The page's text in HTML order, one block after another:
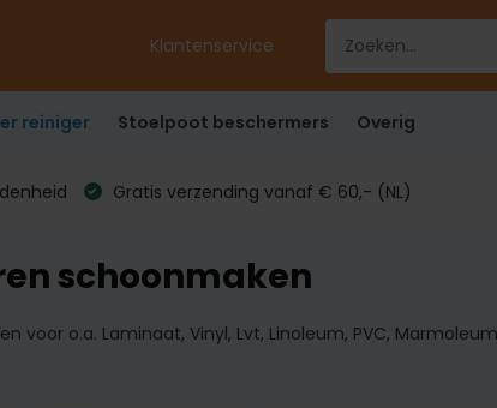
Klantenservice
reiniger Stoelpoot beschermers Overig
Gratis verzending vanaf € 60,- (NL)
schoonmaken
voor o.a. Laminaat, Vinyl, Lvt, Linoleum, PVC,